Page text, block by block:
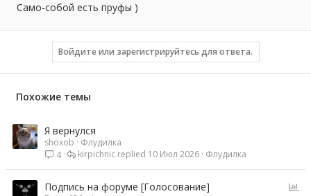
Само-собой есть пруфы )
Войдите или зарегистрируйтесь для ответа.
Похожие темы
Я вернулся
shoxob
Флудилка
4
Флудилка
10 Июл 2026
kirpichnic
Подпись на форуме [Голосование]